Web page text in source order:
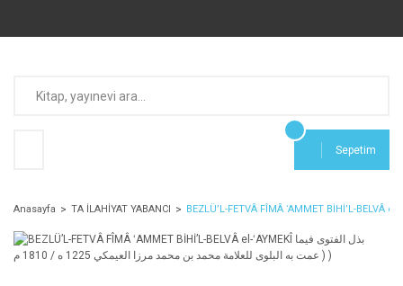
Sepetim
Anasayfa TA İLAHİYAT YABANCI